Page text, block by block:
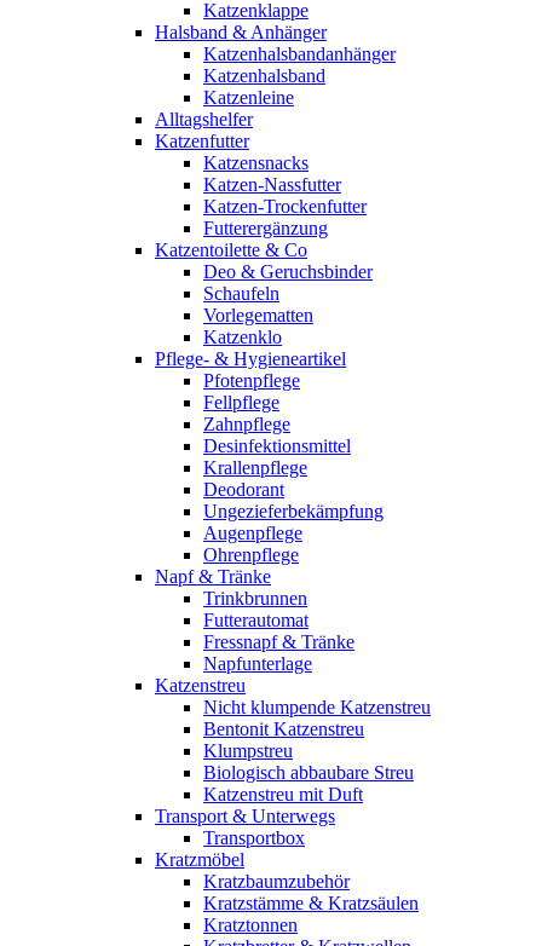
Katzenklappe
Halsband & Anhänger
Katzenhalsbandanhänger
Katzenhalsband
Katzenleine
Alltagshelfer
Katzenfutter
Katzensnacks
Katzen-Nassfutter
Katzen-Trockenfutter
Futterergänzung
Katzentoilette & Co
Deo & Geruchsbinder
Schaufeln
Vorlegematten
Katzenklo
Pflege- & Hygieneartikel
Pfotenpflege
Fellpflege
Zahnpflege
Desinfektionsmittel
Krallenpflege
Deodorant
Ungezieferbekämpfung
Augenpflege
Ohrenpflege
Napf & Tränke
Trinkbrunnen
Futterautomat
Fressnapf & Tränke
Napfunterlage
Katzenstreu
Nicht klumpende Katzenstreu
Bentonit Katzenstreu
Klumpstreu
Biologisch abbaubare Streu
Katzenstreu mit Duft
Transport & Unterwegs
Transportbox
Kratzmöbel
Kratzbaumzubehör
Kratzstämme & Kratzsäulen
Kratztonnen